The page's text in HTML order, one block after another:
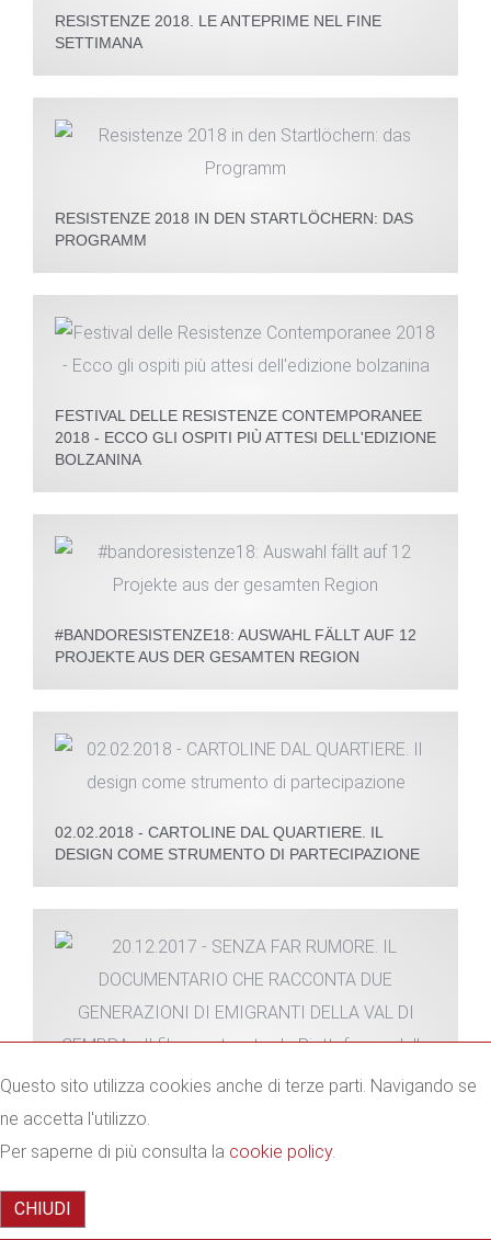
RESISTENZE 2018. LE ANTEPRIME NEL FINE
SETTIMANA
RESISTENZE 2018 IN DEN STARTLÖCHERN: DAS
PROGRAMM
FESTIVAL DELLE RESISTENZE CONTEMPORANEE
2018 - ECCO GLI OSPITI PIÙ ATTESI DELL'EDIZIONE
BOLZANINA
#BANDORESISTENZE18: AUSWAHL FÄLLT AUF 12
PROJEKTE AUS DER GESAMTEN REGION
02.02.2018 - CARTOLINE DAL QUARTIERE. IL
DESIGN COME STRUMENTO DI PARTECIPAZIONE
20.12.2017 - SENZA FAR RUMORE. IL
GENERAZIONI DI EMIGRANTI DELLA VAL DI
CEMBRA - IL FILM, SOSTENUTO DA PIATTAFORMA
Questo sito utilizza cookies anche di terze parti. Navigando se
ne accetta l'utilizzo.
Per saperne di più consulta la cookie policy.
CHIUDI